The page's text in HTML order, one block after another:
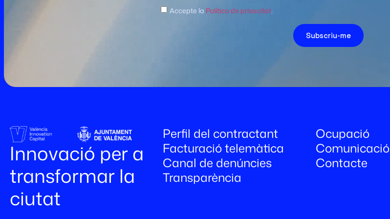
Accepte la Política de privacitat.
Subscriu-me
Innovació per a
transformar la
ciutat
Perfil del contractant
Facturació telemàtica
Canal de denúncies
Transparència
Ocupació
Comunicació
Contacte